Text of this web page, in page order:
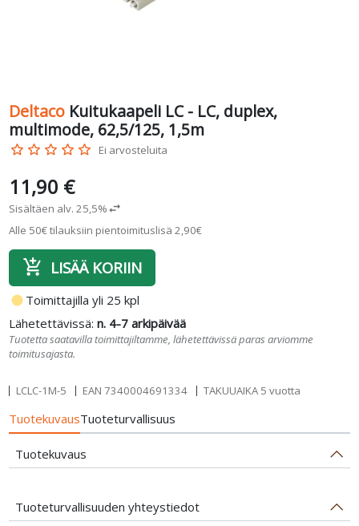
Deltaco Kuitukaapeli LC - LC, duplex,
multimode, 62,5/125, 1,5m
star_border star_border star_border star_border star_border Ei arvosteluita
11,90 €
Sisältäen alv. 25,5%swap_horiz
Alle 50€ tilauksiin pientoimituslisä 2,90€
add_shopping_cart LISÄÄ KORIIN
fiber_manual_record Toimittajilla yli 25 kpl
Lähetettävissä:n. 4-7 arkipäivää
Tuotetta saatavilla toimittajiltamme, lähetettävissä paras arviomme
toimitusajasta.
LCLC-1M-5 EAN 7340004691334 TAKUUAIKA 5 vuotta
TuotekuvausTuoteturvallisuus
Tuotekuvaus
Tuoteturvallisuuden yhteystiedot